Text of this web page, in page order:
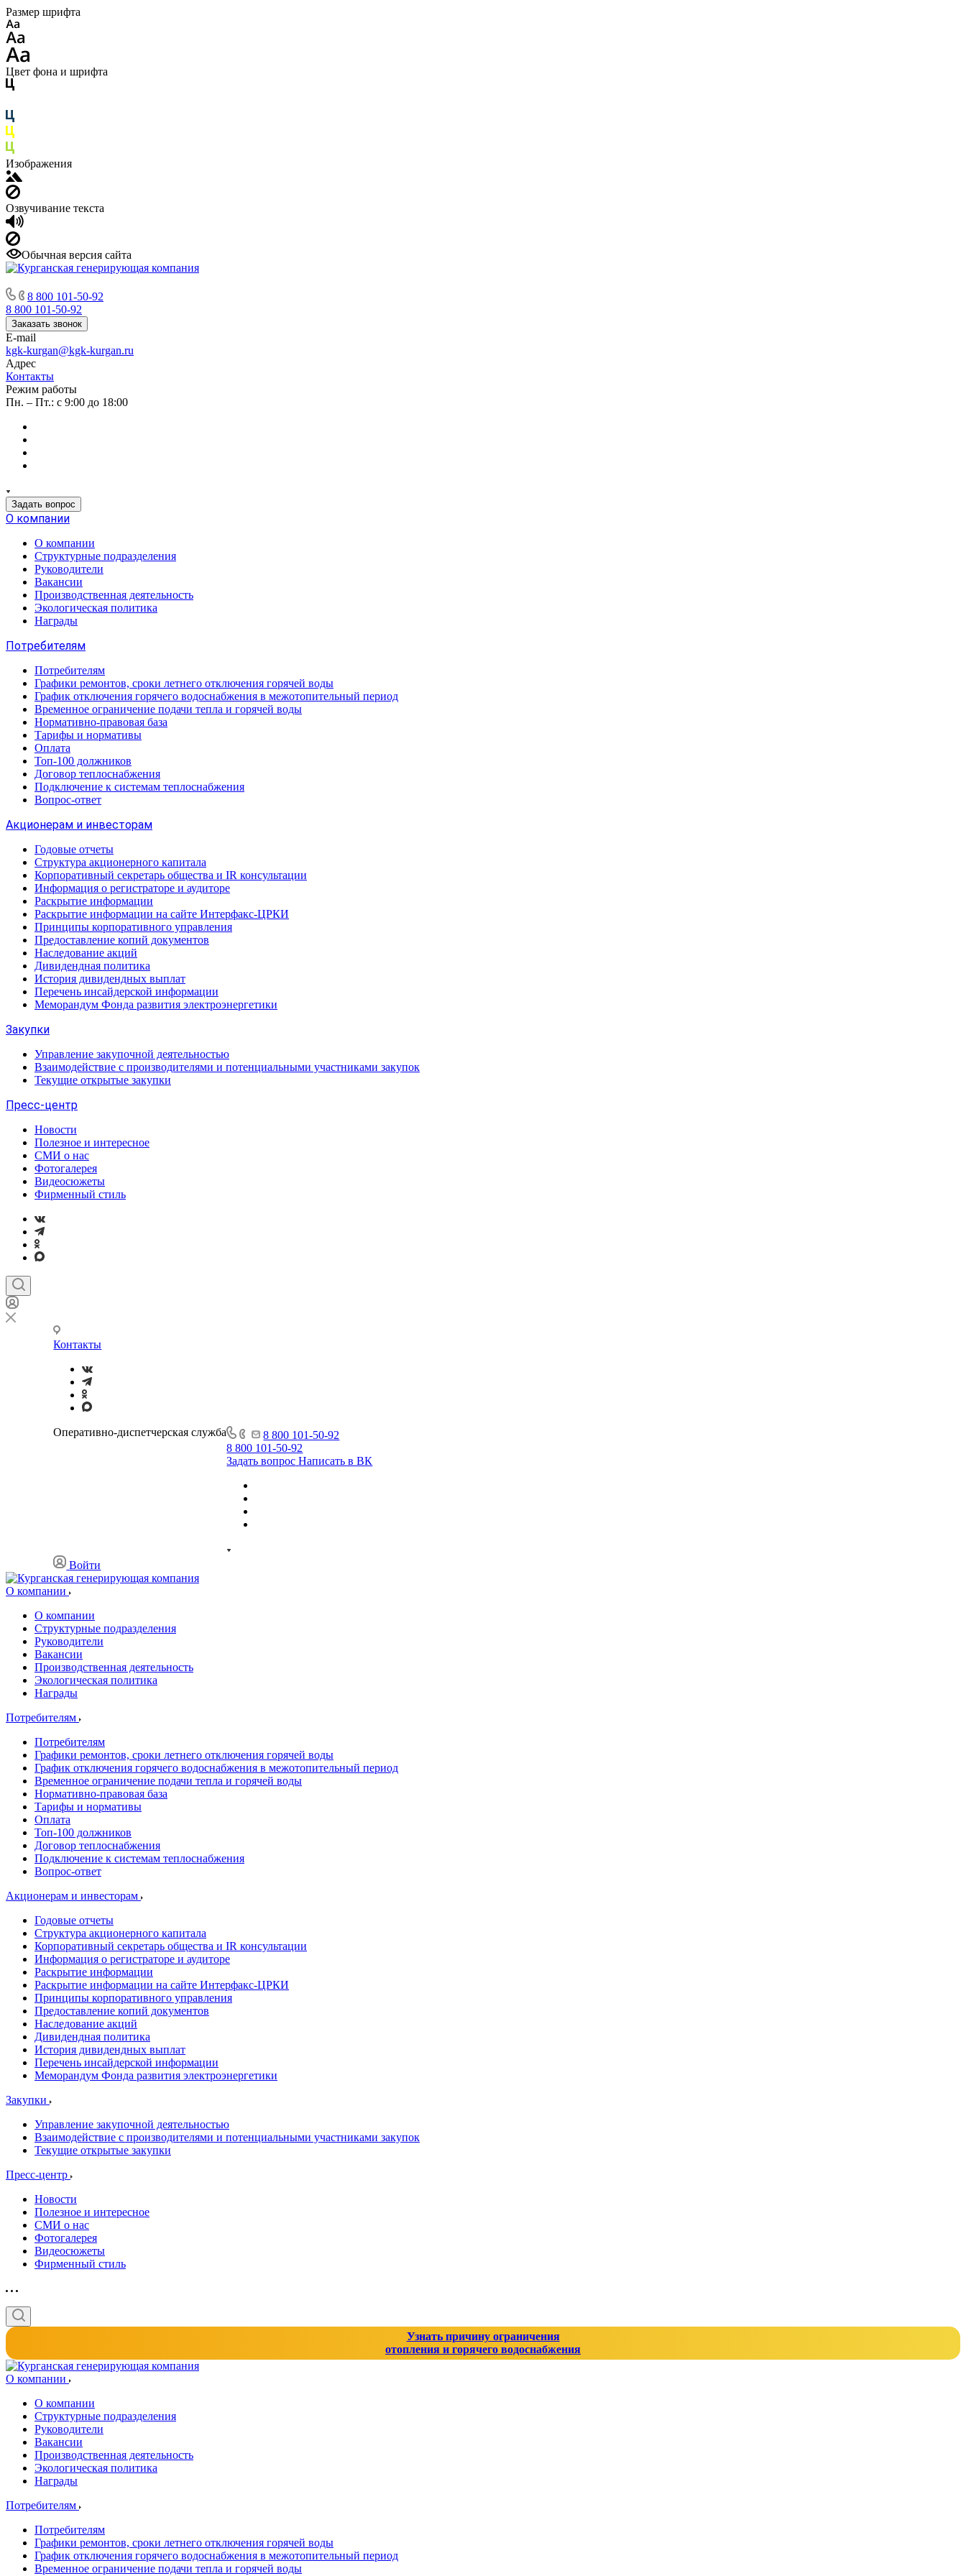
Размер шрифта
Цвет фона и шрифта
Изображения
Озвучивание текста
Обычная версия сайта
8 800 101-50-92
8 800 101-50-92
Заказать звонок
E-mail
kgk-kurgan@kgk-kurgan.ru
Адрес
Контакты
Режим работы
Пн. – Пт.: с 9:00 до 18:00
Задать вопрос
О компании
О компании
Структурные подразделения
Руководители
Вакансии
Производственная деятельность
Экологическая политика
Награды
Потребителям
Потребителям
Графики ремонтов, сроки летнего отключения горячей воды
График отключения горячего водоснабжения в межотопительный период
Временное ограничение подачи тепла и горячей воды
Нормативно-правовая база
Тарифы и нормативы
Оплата
Топ-100 должников
Договор теплоснабжения
Подключение к системам теплоснабжения
Вопрос-ответ
Акционерам и инвесторам
Годовые отчеты
Структура акционерного капитала
Корпоративный секретарь общества и IR консультации
Информация о регистраторе и аудиторе
Раскрытие информации
Раскрытие информации на сайте Интерфакс-ЦРКИ
Принципы корпоративного управления
Предоставление копий документов
Наследование акций
Дивидендная политика
История дивидендных выплат
Перечень инсайдерской информации
Меморандум Фонда развития электроэнергетики
Закупки
Управление закупочной деятельностью
Взаимодействие с производителями и потенциальными участниками закупок
Текущие открытые закупки
Пресс-центр
Новости
Полезное и интересное
СМИ о нас
Фотогалерея
Видеосюжеты
Фирменный стиль
Контакты
Оперативно-диспетчерская служба
8 800 101-50-92
8 800 101-50-92
Задать вопрос Написать в ВК
Войти
О компании
О компании
Структурные подразделения
Руководители
Вакансии
Производственная деятельность
Экологическая политика
Награды
Потребителям
Потребителям
Графики ремонтов, сроки летнего отключения горячей воды
График отключения горячего водоснабжения в межотопительный период
Временное ограничение подачи тепла и горячей воды
Нормативно-правовая база
Тарифы и нормативы
Оплата
Топ-100 должников
Договор теплоснабжения
Подключение к системам теплоснабжения
Вопрос-ответ
Акционерам и инвесторам
Годовые отчеты
Структура акционерного капитала
Корпоративный секретарь общества и IR консультации
Информация о регистраторе и аудиторе
Раскрытие информации
Раскрытие информации на сайте Интерфакс-ЦРКИ
Принципы корпоративного управления
Предоставление копий документов
Наследование акций
Дивидендная политика
История дивидендных выплат
Перечень инсайдерской информации
Меморандум Фонда развития электроэнергетики
Закупки
Управление закупочной деятельностью
Взаимодействие с производителями и потенциальными участниками закупок
Текущие открытые закупки
Пресс-центр
Новости
Полезное и интересное
СМИ о нас
Фотогалерея
Видеосюжеты
Фирменный стиль
Узнать причину ограничения
отопления и горячего водоснабжения
О компании
О компании
Структурные подразделения
Руководители
Вакансии
Производственная деятельность
Экологическая политика
Награды
Потребителям
Потребителям
Графики ремонтов, сроки летнего отключения горячей воды
График отключения горячего водоснабжения в межотопительный период
Временное ограничение подачи тепла и горячей воды